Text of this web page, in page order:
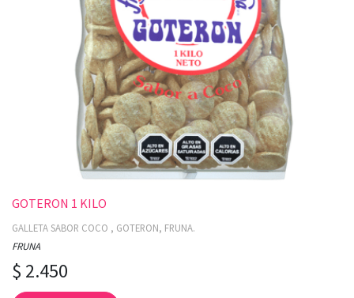
GOTERON 1 KILO
GALLETA SABOR COCO , GOTERON, FRUNA.
FRUNA
$ 2.450